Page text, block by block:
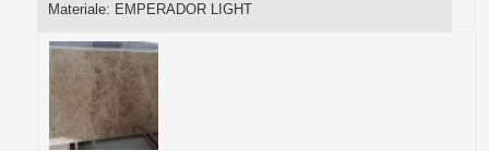
Materiale: EMPERADOR LIGHT